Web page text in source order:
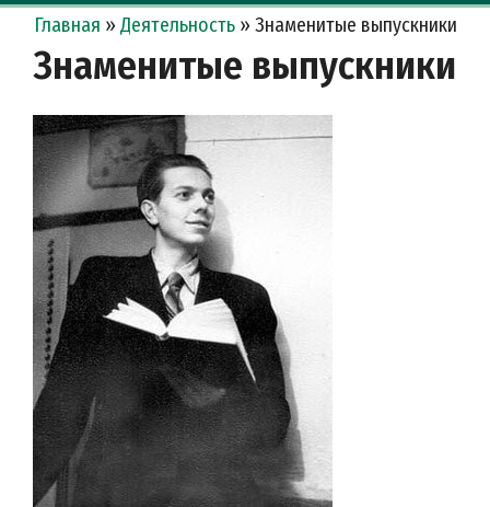
Главная » Деятельность » Знаменитые выпускники
Знаменитые выпускники